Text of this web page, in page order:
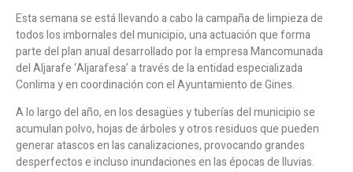
Esta semana se está llevando a cabo la campaña de limpieza de
todos los imbornales del municipio, una actuación que forma
parte del plan anual desarrollado por la empresa Mancomunada
del Aljarafe ‘Aljarafesa’ a través de la entidad especializada
Conlima y en coordinación con el Ayuntamiento de Gines.
A lo largo del año, en los desagües y tuberías del municipio se
acumulan polvo, hojas de árboles y otros residuos que pueden
generar atascos en las canalizaciones, provocando grandes
desperfectos e incluso inundaciones en las épocas de lluvias.